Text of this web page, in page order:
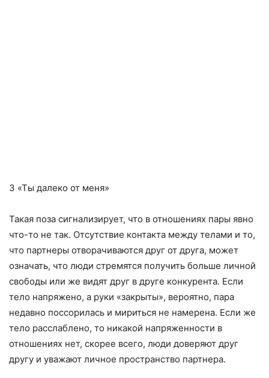
3 «Ты далеко от меня»
Такая поза сигнализирует, что в отношениях пары явно
что-то не так. Отсутствие контакта между телами и то,
что партнеры отворачиваются друг от друга, может
означать, что люди стремятся получить больше личной
свободы или же видят друг в друге конкурента. Если
тело напряжено, а руки «закрыты», вероятно, пара
недавно поссорилась и мириться не намерена. Если же
тело расслаблено, то никакой напряженности в
отношениях нет, скорее всего, люди доверяют друг
другу и уважают личное пространство партнера.